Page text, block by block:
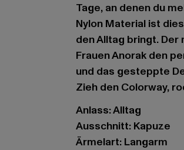
Tage, an denen du
Nylon Material ist
den Alltag bringt.
Frauen Anorak den
und das gesteppte
Zieh den Colorway,
Anlass: Alltag
Ausschnitt: Kapuze
Ärmelart: Langarm